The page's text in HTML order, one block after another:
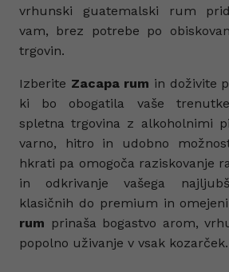
vrhunski guatemalski rum
vam, brez potrebe po
trgovin.
Izberite Zacapa rum in doživite
ki bo obogatila vaše
spletna trgovina z alkoholnimi
varno, hitro in udobno
hkrati pa omogoča raziskovanje
in odkrivanje vašega
klasičnih do premium in
rum prinaša bogastvo arom,
popolno uživanje v vsak kozarček.